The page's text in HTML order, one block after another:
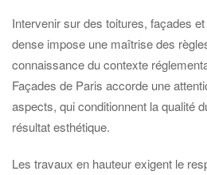
Intervenir sur des toitures, façades
dense impose une maîtrise des
connaissance du contexte
Façades de Paris accorde une
aspects, qui conditionnent la qualité
résultat esthétique.
Les travaux en hauteur exigent le